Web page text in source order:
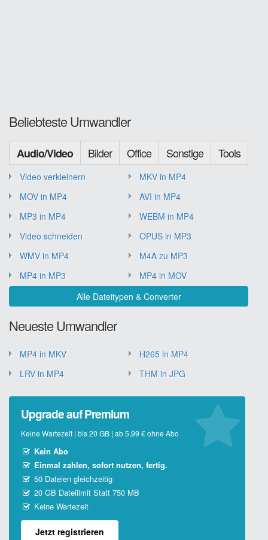
Beliebteste Umwandler
Audio/Video Bilder Office Sonstige Tools
Video verkleinern
MKV in MP4
MOV in MP4
AVI in MP4
MP3 in MP4
WEBM in MP4
Video schneiden
OPUS in MP3
WMV in MP4
M4A zu MP3
MP4 in MP3
MP4 in MOV
Alle Dateitypen & Converter
Neueste Umwandler
MP4 in MKV
H265 in MP4
LRV in MP4
THM in JPG
Upgrade auf Premium
Keine Wartezeit | bis 20 GB | ab 5,99 € ohne Abo
Kein Abo
Einmal zahlen, sofort nutzen, fertig.
50 Dateien gleichzeitig
20 GB Dateilimit Statt 750 MB
Keine Wartezeit
Jetzt registrieren